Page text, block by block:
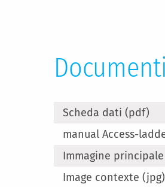
Documenti
Scheda dati (pdf)
manual Access-
Immagine
Image contexte (jpg)